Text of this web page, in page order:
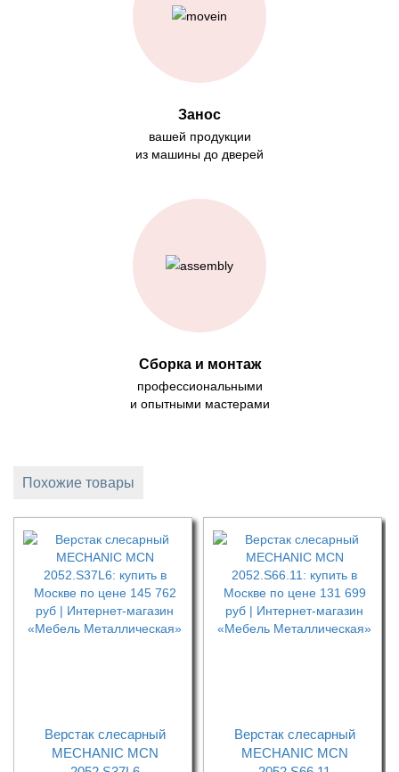
Занос
вашей продукции
из машины до дверей
Сборка и монтаж
профессиональными
и опытными мастерами
Похожие товары
Верстак слесарный
MECHANIC MCN
Верстак слесарный
MECHANIC MCN